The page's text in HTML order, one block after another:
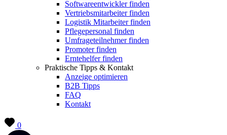
Softwareentwickler finden
Vertriebsmitarbeiter finden
Logistik Mitarbeiter finden
Pflegepersonal finden
Umfrageteilnehmer finden
Promoter finden
Erntehelfer finden
Praktische Tipps & Kontakt
Anzeige optimieren
B2B Tipps
FAQ
Kontakt
0